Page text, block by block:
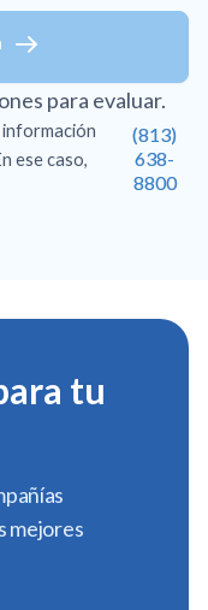
para evaluar.
información
ese caso,
(813)
638-
8800
tu
mejores